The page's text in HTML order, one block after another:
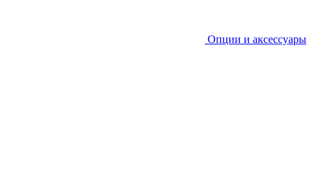
Опции и аксессуары